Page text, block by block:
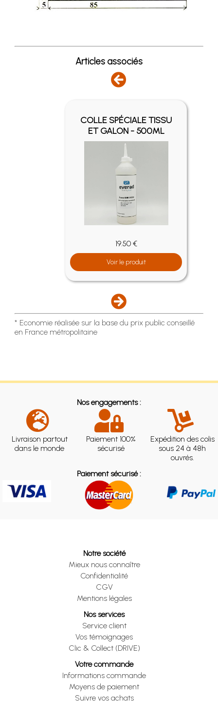
Articles associés
COLLE SPÉCIALE TISSU
ET GALON - 500ML
19.50 €
Voir le produit
* Economie réalisée sur la base du prix public conseillé
en France métropolitaine
Nos engagements :
Livraison partout
dans le monde
Paiement 100%
sécurisé
Expédition des colis
sous 24 à 48h
ouvrés.
Paiement sécurisé :
Notre société
Mieux nous connaître
Confidentialité
CGV
Mentions légales
Nos services
Service client
Vos témoignages
Clic & Collect (DRIVE)
Votre commande
Informations commande
Moyens de paiement
Suivre vos achats